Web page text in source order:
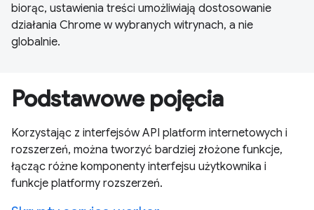
biorąc, ustawienia treści umożliwiają dostosowanie
działania Chrome w wybranych witrynach, a nie
globalnie.
Podstawowe pojęcia
Korzystając z interfejsów API platform internetowych i
rozszerzeń, można tworzyć bardziej złożone funkcje,
łącząc różne komponenty interfejsu użytkownika i
funkcje platformy rozszerzeń.